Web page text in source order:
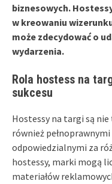
biznesowych.
w kreowaniu
może zdecydować o
wydarzenia.
Rola hostess na
sukcesu
Hostessy na targi są
również pełnoprawnymi
odpowiedzialnymi za
hostessy, marki mogą
materiałów